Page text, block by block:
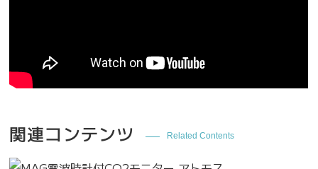
関連コンテンツ Related Contents